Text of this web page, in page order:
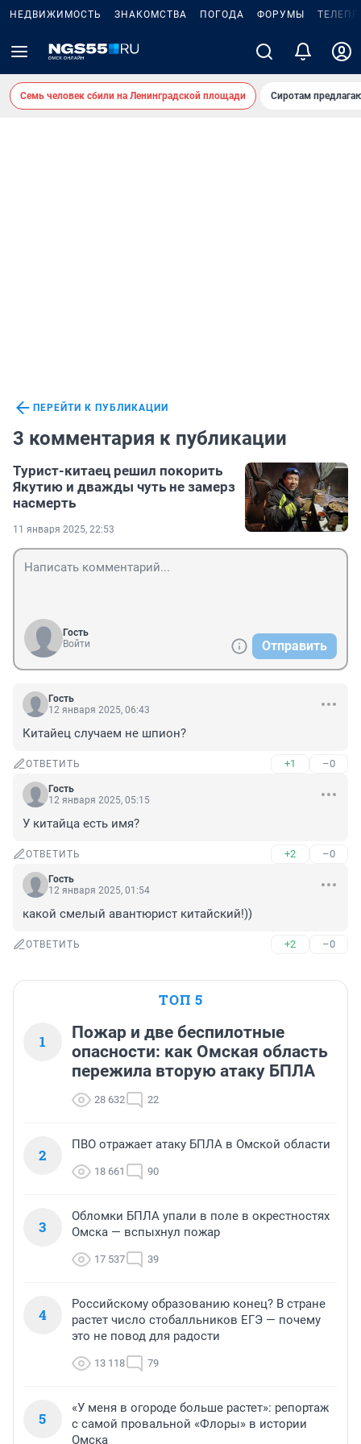
НЕДВИЖИМОСТЬ ЗНАКОМСТВА ПОГОДА ФОРУМЫ
Семь человек сбили на Ленинградской площади Сиротам
ПЕРЕЙТИ К ПУБЛИКАЦИИ
3 комментария к публикации
Турист-китаец решил покорить
Якутию и дважды чуть не замерз
насмерть
11 января 2025, 22:53
Гость
Войти
Отправить
Гость
12 января 2025, 06:43
Китайец случаем не шпион?
ОТВЕТИТЬ +1 –0
Гость
12 января 2025, 05:15
У китайца есть имя?
ОТВЕТИТЬ +2 –0
Гость
12 января 2025, 01:54
какой смелый авантюрист китайский!))
ОТВЕТИТЬ +2 –0
ТОП 5
1
Пожар и две беспилотные
опасности: как Омская область
пережила вторую атаку БПЛА
28 632 22
2
ПВО отражает атаку БПЛА в Омской области
18 661 90
3
Обломки БПЛА упали в поле в окрестностях
Омска — вспыхнул пожар
17 537 39
4
Российскому образованию конец? В стране
растет число стобалльников ЕГЭ — почему
это не повод для радости
13 118 79
5
«У меня в огороде больше растет»: репортаж
с самой провальной «Флоры» в истории
Омска